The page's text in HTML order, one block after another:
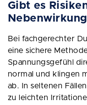
Gibt es
Bei fachgerechter
eine sichere
Spannungsgefühl
normal und klingen
ab. In seltenen
zu leichten